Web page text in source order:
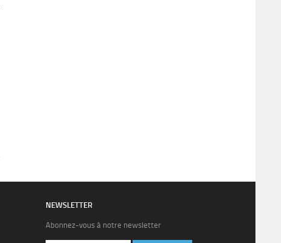
NEWSLETTER
Abonnez-vous à notre newsletter